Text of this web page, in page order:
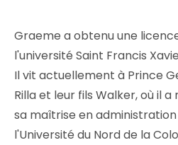
Graeme a obtenu une
l'université Saint Francis
Il vit actuellement à Prince
Rilla et leur fils Walker, où il
sa maîtrise en
l'Université du Nord de la